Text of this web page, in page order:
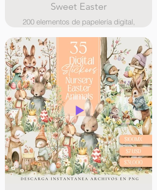
Sweet Easter
200 elementos de papelería digital,
ilustrados y stickers